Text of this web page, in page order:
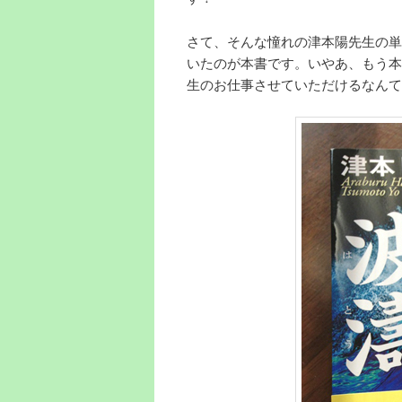
さて、そんな憧れの津本陽先生の
いたのが本書です。いやあ、もう
生のお仕事させていただけるなん